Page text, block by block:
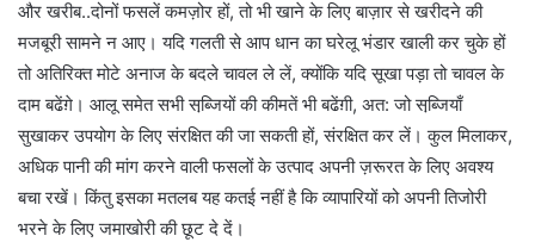
और खरीब..दोनों फसलें कमज़ोर हों, तो भी खाने के लिए बाज़ार से खरीदने की
मजबूरी सामने न आए। यदि गलती से आप धान का घरेलू भंडार खाली कर चुके हों
तो अतिरिक्त मोटे अनाज के बदले चावल ले लें, क्योंकि यदि सूखा पड़ा तो चावल के
दाम बढेंग़े। आलू समेत सभी सब्जि़यों की कीमतें भी बढेंग़ी, अत: जो सब्जि़याँ
सुखाकर उपयोग के लिए संरक्षित की जा सकती हों, संरक्षित कर लें। कुल मिलाकर,
अधिक पानी की मांग करने वाली फसलों के उत्पाद अपनी ज़रूरत के लिए अवश्य
बचा रखें। किंतु इसका मतलब यह कतई नहीं है कि व्यापारियों को अपनी तिजोरी
भरने के लिए जमाखोरी की छूट दे दें।